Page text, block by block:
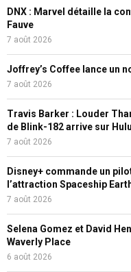
DNX : Marvel détaille la
Fauve
7 août 2026
Joffrey’s Coffee lance un
7 août 2026
Travis Barker : Louder
de Blink-182 arrive sur
7 août 2026
Disney+ commande un
l’attraction Spaceship
7 août 2026
Selena Gomez et David
Waverly Place
6 août 2026